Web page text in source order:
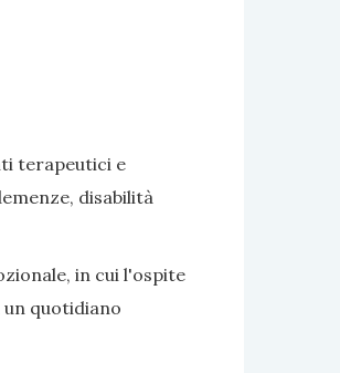
terapeutici e
disabilità
in cui l'ospite
quotidiano